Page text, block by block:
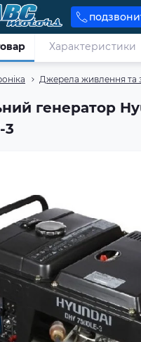
Джерела живлення та
генератор
3
Характеристики